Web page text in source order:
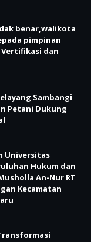
benar,walikota
pimpinan
dan
Sambangi
Petani Dukung
Universitas
Hukum dan
An-Nur RT
Kecamatan